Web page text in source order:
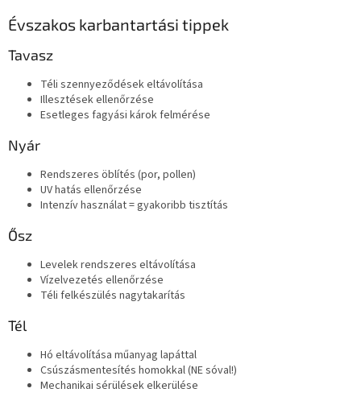
Évszakos karbantartási tippek
Tavasz
Téli szennyeződések eltávolítása
Illesztések ellenőrzése
Esetleges fagyási károk felmérése
Nyár
Rendszeres öblítés (por, pollen)
UV hatás ellenőrzése
Intenzív használat = gyakoribb tisztítás
Ősz
Levelek rendszeres eltávolítása
Vízelvezetés ellenőrzése
Téli felkészülés nagytakarítás
Tél
Hó eltávolítása műanyag lapáttal
Csúszásmentesítés homokkal (NE sóval!)
Mechanikai sérülések elkerülése